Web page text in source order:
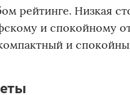
рейтинге. Низкая
и спокойному
и